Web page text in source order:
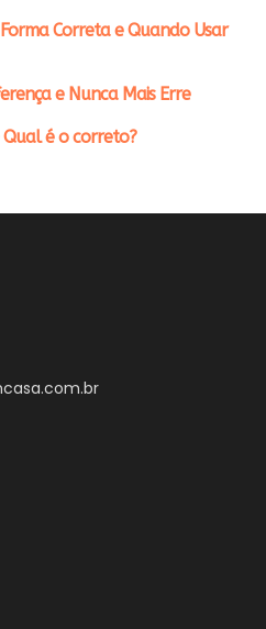
Correta e Quando Usar
e Nunca Mais Erre
Qual é o correto?